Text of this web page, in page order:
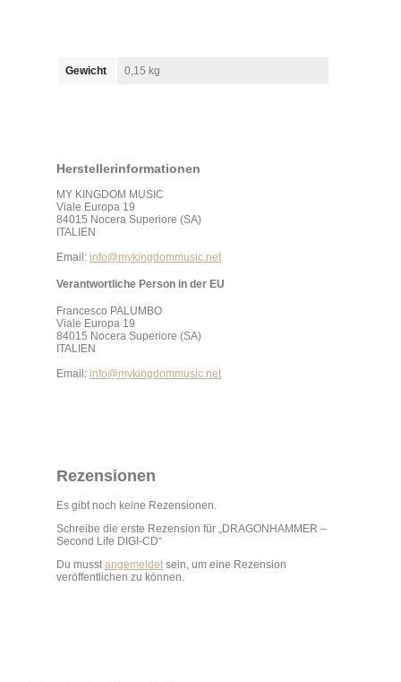
Gewicht 0,15 kg
Herstellerinformationen
MY KINGDOM MUSIC
Viale Europa 19
84015 Nocera Superiore (SA)
ITALIEN
Email: info@mykingdommusic.net
Verantwortliche Person in der EU
Francesco PALUMBO
Viale Europa 19
84015 Nocera Superiore (SA)
ITALIEN
Email: info@mykingdommusic.net
Rezensionen
Es gibt noch keine Rezensionen.
Schreibe die erste Rezension für „DRAGONHAMMER –
Second Life DIGI-CD“
Du musstangemeldetsein, um eine Rezension
veröffentlichen zu können.